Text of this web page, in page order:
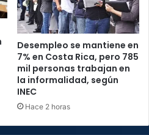
Desempleo se mantiene en
7% en Costa Rica, pero 785
mil personas trabajan en
la informalidad, según
INEC
Hace 2 horas